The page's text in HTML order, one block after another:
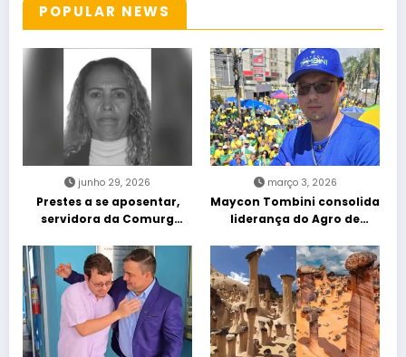
POPULAR NEWS
junho 29, 2026
Prestes a se aposentar,
servidora da Comurg
entra em protocolo de
morte encefálica
março 3, 2026
Maycon Tombini consolida
liderança do Agro de
“Acorda Brasil” em Goiânia